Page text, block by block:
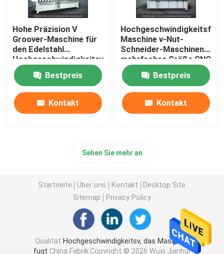
Hohe Präzision V
Groover-Maschine für
den Edelstahl
Hochgeschwindigkeitsv
Maschine fugend
Bestpreis
Kontakt
Maschine v-Nut-
Schneider-Maschinen-
mehrfaches Größe CNC
V
Bestpreis
Kontakt
Sehen Sie mehr an
Startseite Über uns Kontakt
Desktop Site
Sitemap
Privacy Policy
Qualität Hochgeschwindigkeitsv, das Maschine
fugt China Fabrik.Copyright © 2026 Wuxi Jianhui